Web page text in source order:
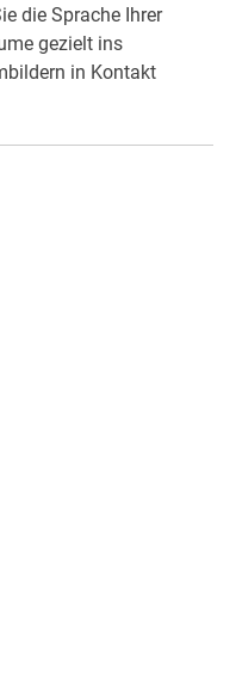
die Sprache Ihrer
gezielt ins
in Kontakt